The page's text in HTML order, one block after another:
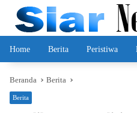
Langsung
konten
Home Berita Peristiwa
Beranda Berita
Berita